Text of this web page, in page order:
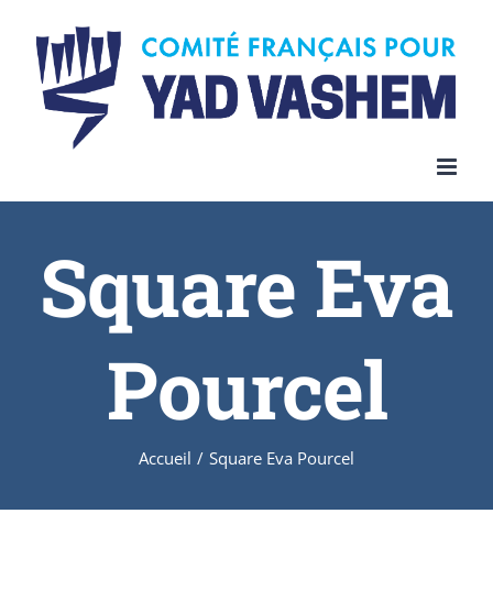
Square Eva
Pourcel
Accueil / Square Eva Pourcel